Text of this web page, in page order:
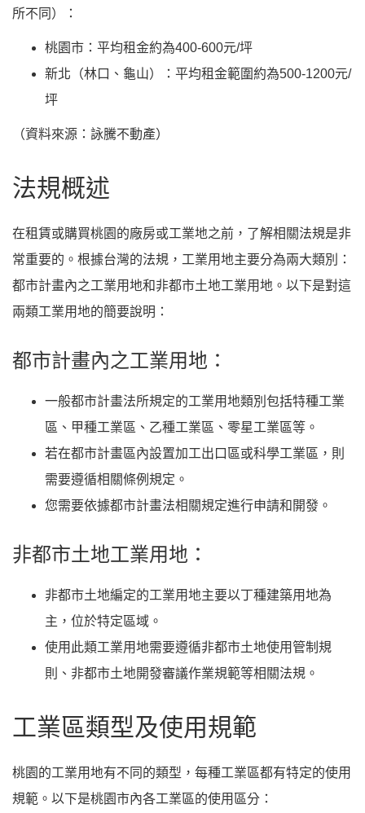
所不同）：
桃園市：平均租金約為400-600元/坪
新北（林口、龜山）：平均租金範圍約為500-1200元/
坪
（資料來源：詠騰不動產）
法規概述
在租賃或購買桃園的廠房或工業地之前，了解相關法規是非
常重要的。根據台灣的法規，工業用地主要分為兩大類別：
都市計畫內之工業用地和非都市土地工業用地。以下是對這
兩類工業用地的簡要說明：
都市計畫內之工業用地：
一般都市計畫法所規定的工業用地類別包括特種工業
區、甲種工業區、乙種工業區、零星工業區等。
若在都市計畫區內設置加工出口區或科學工業區，則
需要遵循相關條例規定。
您需要依據都市計畫法相關規定進行申請和開發。
非都市土地工業用地：
非都市土地編定的工業用地主要以丁種建築用地為
主，位於特定區域。
使用此類工業用地需要遵循非都市土地使用管制規
則、非都市土地開發審議作業規範等相關法規。
工業區類型及使用規範
桃園的工業用地有不同的類型，每種工業區都有特定的使用
規範。以下是桃園市內各工業區的使用區分：